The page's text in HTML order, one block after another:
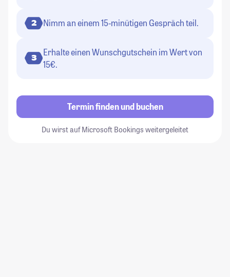
2 Nimm an einem 15-minütigen Gespräch teil.
3
Erhalte einen Wunschgutschein im Wert von
15€.
Termin finden und buchen
Du wirst auf Microsoft Bookings weitergeleitet